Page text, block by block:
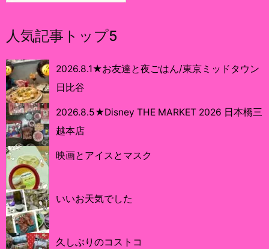
人気記事トップ5
2026.8.1★お友達と夜ごはん/東京ミッドタウン
日比谷
2026.8.5★Disney THE MARKET 2026 日本橋三
越本店
映画とアイスとマスク
いいお天気でした
久しぶりのコストコ